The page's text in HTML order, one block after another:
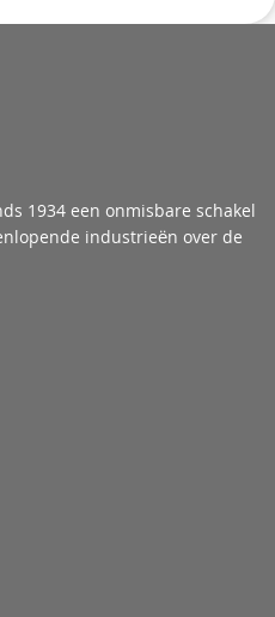
1934 een onmisbare schakel
industrieën over de